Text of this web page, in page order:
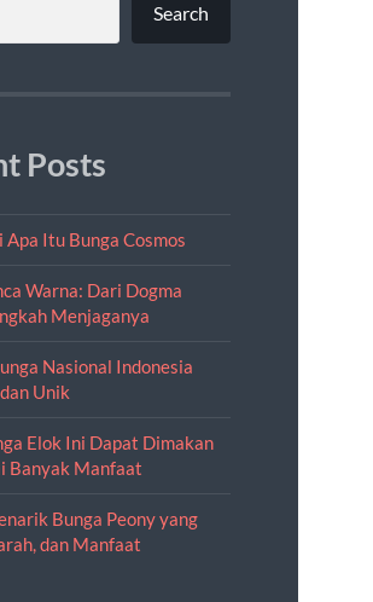
Search
Posts
Apa Itu Bunga Cosmos
Warna: Dari Dogma
Menjaganya
Nasional Indonesia
Unik
Elok Ini Dapat Dimakan
Banyak Manfaat
Bunga Peony yang
dan Manfaat